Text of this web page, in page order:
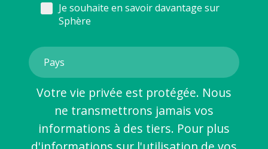
Je souhaite en savoir davantage sur
Sphère
Votre vie privée est protégée. Nous
ne transmettrons jamais vos
informations à des tiers. Pour plus